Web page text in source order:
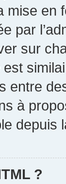
en
par
sur
entre
à
depuis
?